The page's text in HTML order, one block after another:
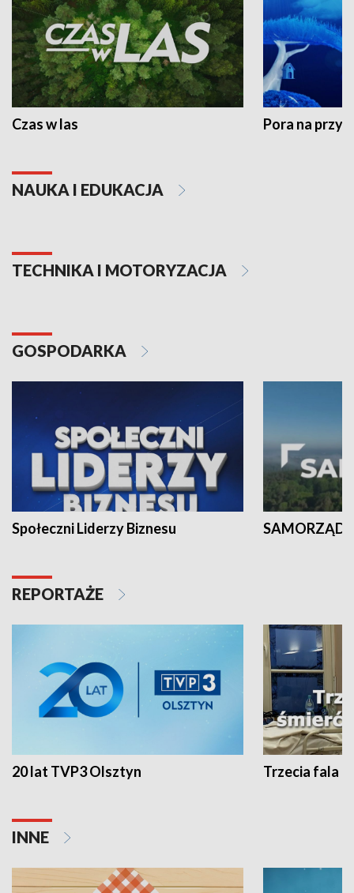
Czas w las Pora na
NAUKA I EDUKACJA
TECHNIKA I MOTORYZACJA
GOSPODARKA
Społeczni Liderzy Biznesu SAMORZĄD
REPORTAŻE
20 lat TVP3 Olsztyn Trzecia fala -
INNE